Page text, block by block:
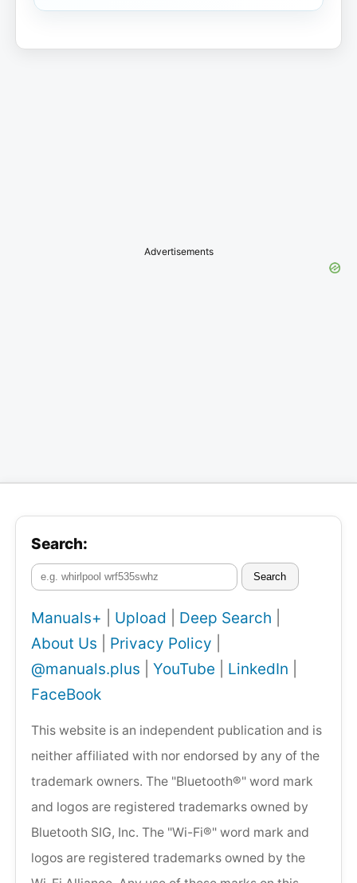
Advertisements
Search:
Search
Manuals+ Upload Deep Search
About Us
Privacy Policy
@manuals.plus
YouTube LinkedIn
FaceBook
This website is an independent publication and is
neither affiliated with nor endorsed by any of the
trademark owners. The "Bluetooth®" word mark
and logos are registered trademarks owned by
Bluetooth SIG, Inc. The "Wi-Fi®" word mark and
logos are registered trademarks owned by the